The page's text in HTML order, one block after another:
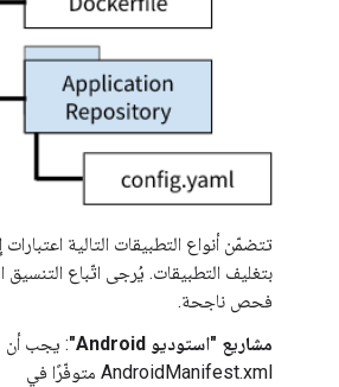
تتضمّن أنواع التطبيقات التالية
بتغليف التطبيقات. يُرجى اتّباع التنسيق
فحص ناجحة.
مشاريع "استوديو Android"
: يجب أن
AndroidManifest.xml متوفّرًا في